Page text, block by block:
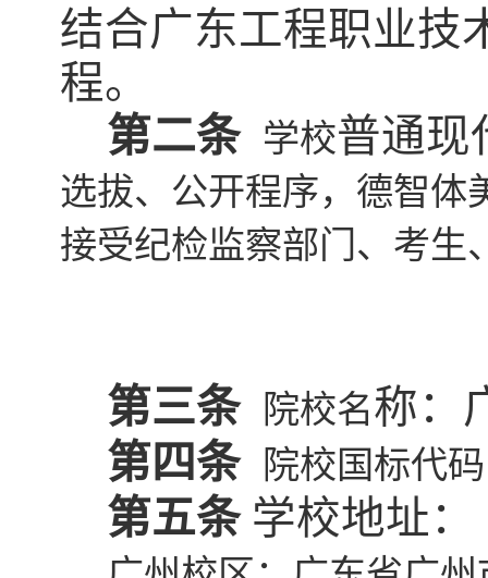
结合广东工程职业技
程。
第二条 学校普通现
选拔、公开程序，德智体
接受纪检监察部门、考生
第三条 院校名称：
第四条
院校国标代
第五条 学校地址：